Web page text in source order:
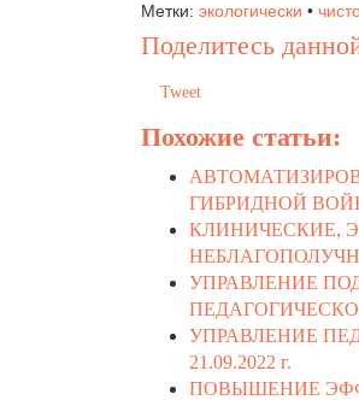
Метки: экологически •
Поделитесь
Tweet
Похожие статьи:
ГИБРИДНОЙ
КЛИНИЧЕСКИЕ,
УПРАВЛЕНИЕ
УПРАВЛЕНИЕ
21.09.2022 г.
ПОВЫШЕНИЕ